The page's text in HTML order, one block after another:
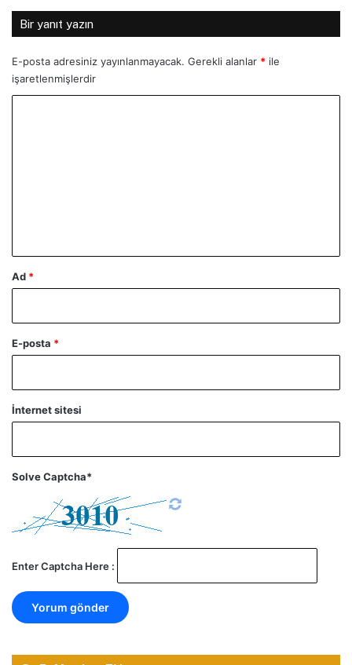
Bir yanıt yazın
E-posta adresiniz yayınlanmayacak. Gerekli alanlar * ile
işaretlenmişlerdir
Ad *
E-posta *
İnternet sitesi
Solve Captcha*
Enter Captcha Here :